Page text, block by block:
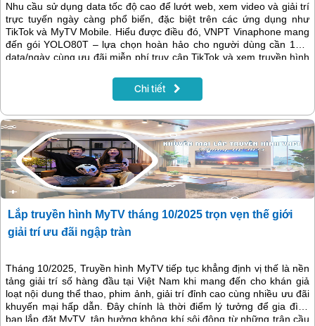
Nhu cầu sử dụng data tốc độ cao để lướt web, xem video và giải trí
trực tuyến ngày càng phổ biến, đặc biệt trên các ứng dụng như
TikTok và MyTV Mobile. Hiểu được điều đó, VNPT Vinaphone mang
đến gói YOLO80T – lựa chọn hoàn hảo cho người dùng cần 1GB
data/ngày cùng ưu đãi miễn phí truy cập TikTok và xem truyền hình
lượng tốc độ cao để học tập, làm việc, giải trí và tận hưởng thế giới
nội dung không giới hạn mà vẫn tiết kiệm chi phí.
Chi tiết
Lắp truyền hình MyTV tháng 10/2025 trọn vẹn thế giới
giải trí ưu đãi ngập tràn
Tháng 10/2025, Truyền hình MyTV tiếp tục khẳng định vị thế là nền
tảng giải trí số hàng đầu tại Việt Nam khi mang đến cho khán giả
loạt nội dung thể thao, phim ảnh, giải trí đỉnh cao cùng nhiều ưu đãi
khuyến mại hấp dẫn. Đây chính là thời điểm lý tưởng để gia đình
bạn lắp đặt MyTV, tận hưởng không khí sôi động từ những trận cầu